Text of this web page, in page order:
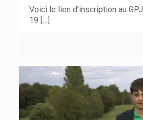
Voici le lien d’inscription au
19 […]